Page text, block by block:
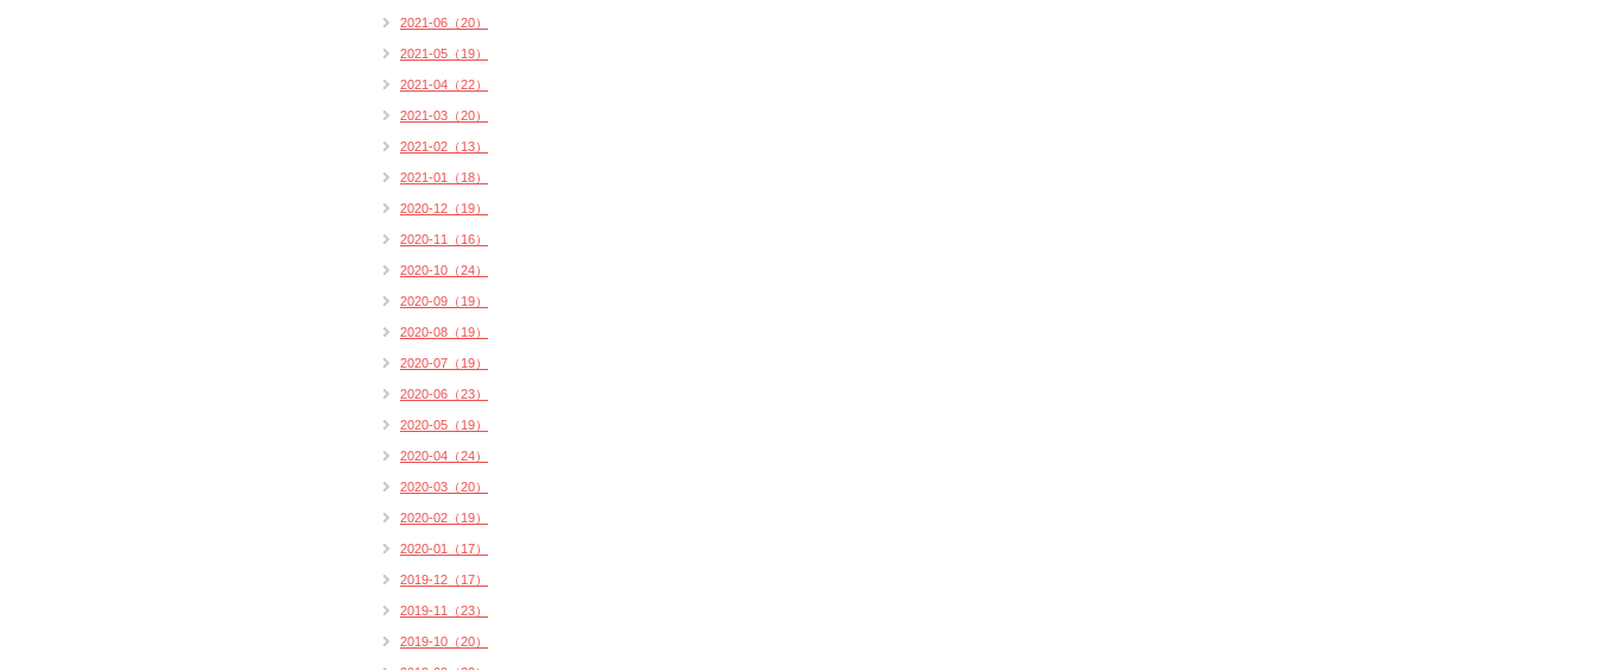
2021-06（20）
2021-05（19）
2021-04（22）
2021-03（20）
2021-02（13）
2021-01（18）
2020-12（19）
2020-11（16）
2020-10（24）
2020-09（19）
2020-08（19）
2020-07（19）
2020-06（23）
2020-05（19）
2020-04（24）
2020-03（20）
2020-02（19）
2020-01（17）
2019-12（17）
2019-11（23）
2019-10（20）